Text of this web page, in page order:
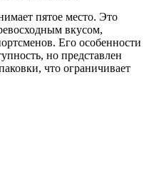
пятое место. Это
вкусом,
Его особенности
но представлен
что ограничивает